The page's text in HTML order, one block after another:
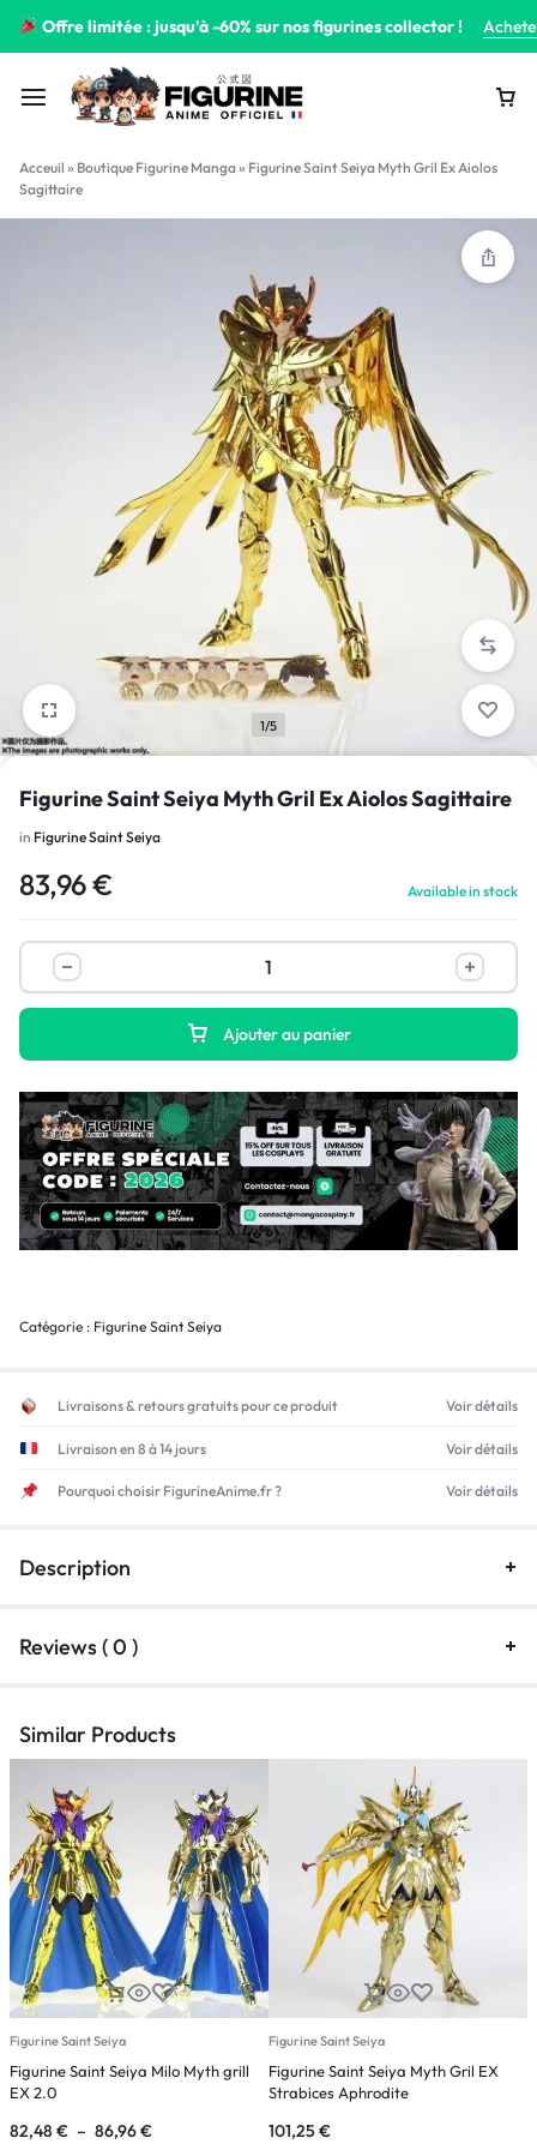
Offre limitée : jusqu’à -60% sur nos figurines collector !
Acceuil » Boutique Figurine Manga» Figurine Saint Seiya Myth Gril Ex Aiolos
Sagittaire
1/5
Figurine Saint Seiya Myth Gril Ex Aiolos Sagittaire
in Figurine Saint Seiya
83,96€ Available in stock
Ajouter au panier
Catégorie : Figurine Saint Seiya
Livraisons & retours gratuits pour ce produit Voir détails
Livraison en 8 à 14 jours Voir détails
Pourquoi choisir FigurineAnime.fr ? Voir détails
Description
Reviews ( 0 )
Similar Products
Figurine Saint Seiya
Figurine Saint Seiya Milo Myth grill
EX 2.0
82,48€ – 86,96€
Figurine Saint Seiya
Figurine Saint Seiya Myth Gril EX
Strabices Aphrodite
101,25 €